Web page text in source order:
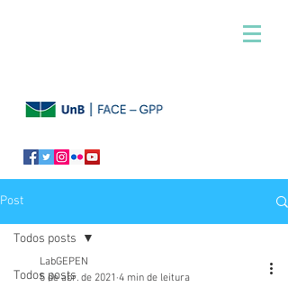
Post
Todos posts
Todos posts
LabGEPEN
5 de abr. de 2021 4 min de leitura